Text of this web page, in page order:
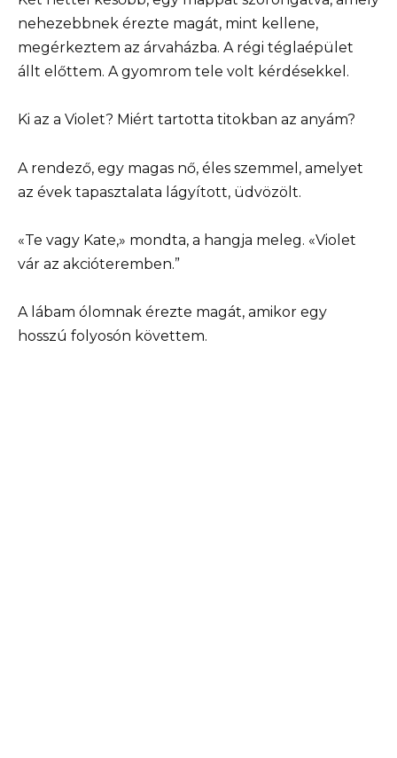
nehezebbnek érezte magát, mint kellene,
megérkeztem az árvaházba. A régi téglaépület
állt előttem. A gyomrom tele volt kérdésekkel.
Ki az a Violet? Miért tartotta titokban az anyám?
A rendező, egy magas nő, éles szemmel, amelyet
az évek tapasztalata lágyított, üdvözölt.
«Te vagy Kate,» mondta, a hangja meleg. «Violet
vár az akcióteremben.”
A lábam ólomnak érezte magát, amikor egy
hosszú folyosón követtem.